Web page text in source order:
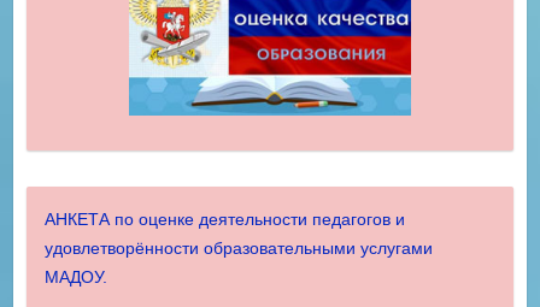
АНКЕТА по оценке деятельности педагогов и
удовлетворённости образовательными услугами
МАДОУ.